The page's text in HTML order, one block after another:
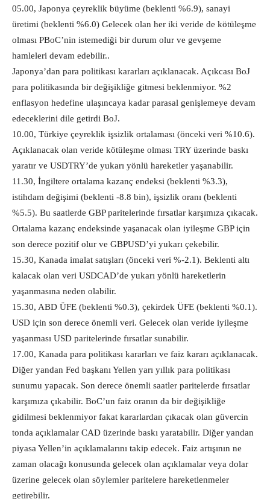
05.00, Japonya çeyreklik büyüme (beklenti %6.9), sanayi
üretimi (beklenti %6.0) Gelecek olan her iki veride de kötüleşme
olması PBoC’nin istemediği bir durum olur ve gevşeme
hamleleri devam edebilir..
Japonya’dan para politikası kararları açıklanacak. Açıkcası BoJ
para politikasında bir değişikliğe gitmesi beklenmiyor. %2
enflasyon hedefine ulaşıncaya kadar parasal genişlemeye devam
edeceklerini dile getirdi BoJ.
10.00, Türkiye çeyreklik işsizlik ortalaması (önceki veri %10.6).
Açıklanacak olan veride kötüleşme olması TRY üzerinde baskı
yaratır ve USDTRY’de yukarı yönlü hareketler yaşanabilir.
11.30, İngiltere ortalama kazanç endeksi (beklenti %3.3),
istihdam değişimi (beklenti -8.8 bin), işsizlik oranı (beklenti
%5.5). Bu saatlerde GBP paritelerinde fırsatlar karşımıza çıkacak.
Ortalama kazanç endeksinde yaşanacak olan iyileşme GBP için
son derece pozitif olur ve GBPUSD’yi yukarı çekebilir.
15.30, Kanada imalat satışları (önceki veri %-2.1). Beklenti altı
kalacak olan veri USDCAD’de yukarı yönlü hareketlerin
yaşanmasına neden olabilir.
15.30, ABD ÜFE (beklenti %0.3), çekirdek ÜFE (beklenti %0.1).
USD için son derece önemli veri. Gelecek olan veride iyileşme
yaşanması USD paritelerinde fırsatlar sunabilir.
17.00, Kanada para politikası kararları ve faiz kararı açıklanacak.
Diğer yandan Fed başkanı Yellen yarı yıllık para politikası
sunumu yapacak. Son derece önemli saatler paritelerde fırsatlar
karşımıza çıkabilir. BoC’un faiz oranın da bir değişikliğe
gidilmesi beklenmiyor fakat kararlardan çıkacak olan güvercin
tonda açıklamalar CAD üzerinde baskı yaratabilir. Diğer yandan
piyasa Yellen’in açıklamalarını takip edecek. Faiz artışının ne
zaman olacağı konusunda gelecek olan açıklamalar veya dolar
üzerine gelecek olan söylemler paritelere hareketlenmeler
getirebilir.